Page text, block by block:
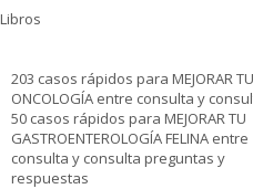
Libros
203 casos rápidos para MEJORAR TU
ONCOLOGÍA entre consulta y
50 casos rápidos para MEJORAR TU
GASTROENTEROLOGÍA FELINA entre
consulta y consulta preguntas y
respuestas